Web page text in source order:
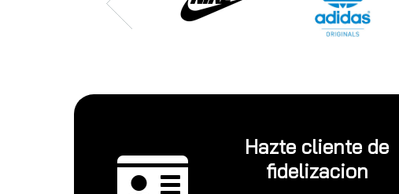
Hazte cliente de
fidelizacion